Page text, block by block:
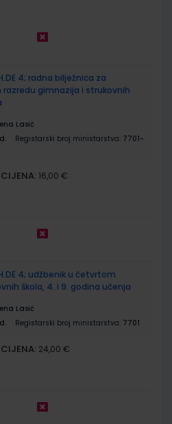
4; radna bilježnica za
gimnazija i strukovnih
Lasić
Registarski broj ministarstva: 7701-
CIJENA: 16,00 €
4; udžbenik u četvrtom
škola, 4. i 9. godina učenja
Lasić
Registarski broj ministarstva: 7701
CIJENA: 24,00 €